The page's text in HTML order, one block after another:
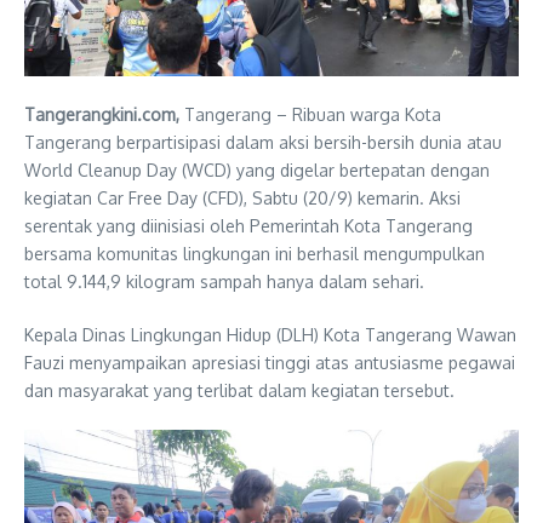
Tangerangkini.com, Tangerang – Ribuan warga Kota
Tangerang berpartisipasi dalam aksi bersih-bersih dunia atau
World Cleanup Day (WCD) yang digelar bertepatan dengan
kegiatan Car Free Day (CFD), Sabtu (20/9) kemarin. Aksi
serentak yang diinisiasi oleh Pemerintah Kota Tangerang
bersama komunitas lingkungan ini berhasil mengumpulkan
total 9.144,9 kilogram sampah hanya dalam sehari.
Kepala Dinas Lingkungan Hidup (DLH) Kota Tangerang Wawan
Fauzi menyampaikan apresiasi tinggi atas antusiasme pegawai
dan masyarakat yang terlibat dalam kegiatan tersebut.